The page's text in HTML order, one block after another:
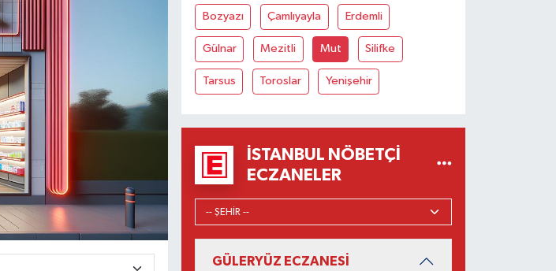
Bozyazı Çamlıyayla Erdemli
Gülnar Mezitli Mut Silifke
Tarsus Toroslar Yenişehir
İSTANBUL NÖBETÇI
ECZANELER
GÜLERYÜZ ECZANESİ